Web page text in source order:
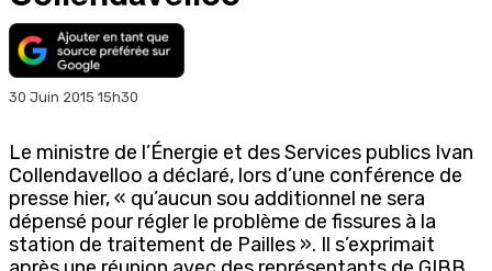
30 Juin 2015 15h30
Le ministre de l’Énergie et des Services publics Ivan
Collendavelloo a déclaré, lors d’une conférence de
presse hier, « qu’aucun sou additionnel ne sera
dépensé pour régler le problème de fissures à la
station de traitement de Pailles ». Il s’exprimait